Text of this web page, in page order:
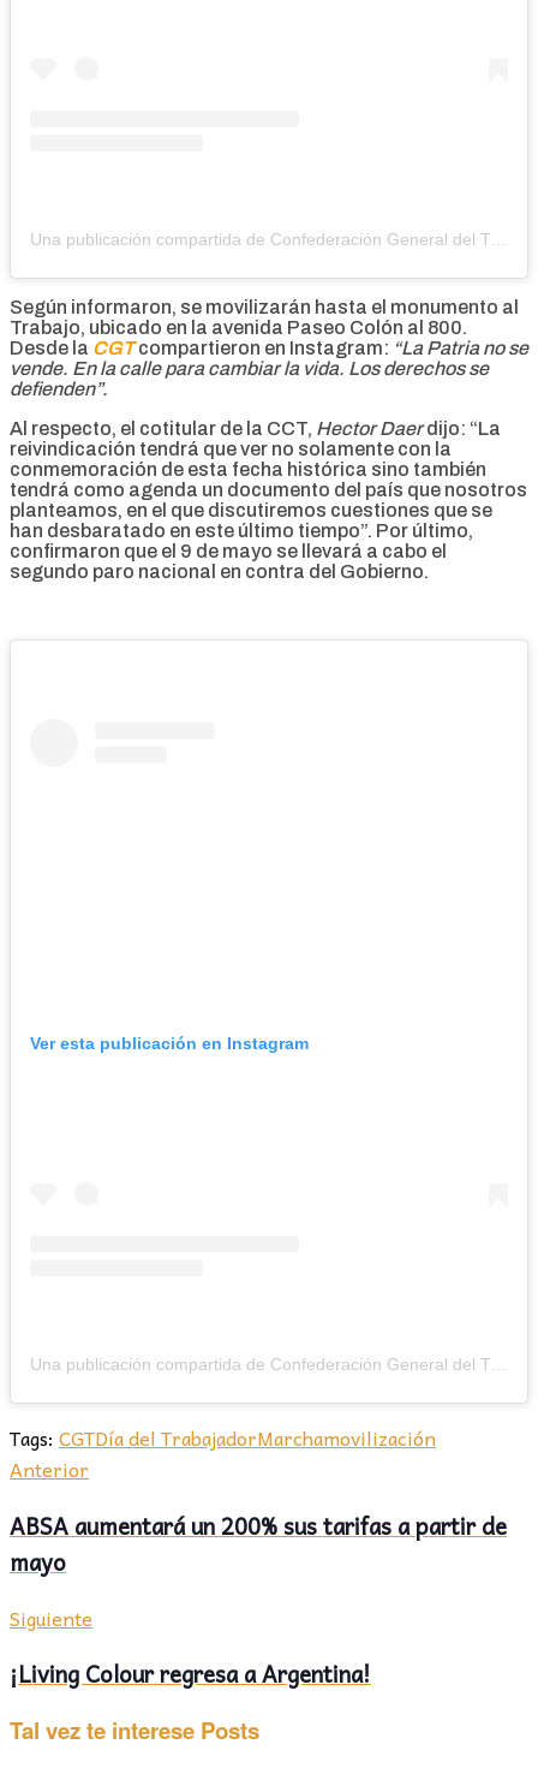
Según informaron, se movilizarán hasta el monumento al
Trabajo, ubicado en la avenida Paseo Colón al 800.
Desde la CGTcompartieron en Instagram: “La Patria no se
vende. En la calle para cambiar la vida. Los derechos se
defienden”.
Al respecto, el cotitular de la CCT, Hector Daerdijo: “La
reivindicación tendrá que ver no solamente con la
conmemoración de esta fecha histórica sino también
tendrá como agenda un documento del país que nosotros
planteamos, en el que discutiremos cuestiones que se
han desbaratado en este último tiempo”. Por último,
confirmaron que el 9 de mayo se llevará a cabo el
segundo paro nacional en contra del Gobierno.
Ver esta publicación en Instagram
Una publicación compartida de Confederación General del Trabajo (@cgt.ok)
Tags: CGTDía del TrabajadorMarchamovilización
Anterior
ABSA aumentará un 200% sus tarifas a partir de
mayo
Siguiente
¡Living Colour regresa a Argentina!
Tal vez te interese Posts